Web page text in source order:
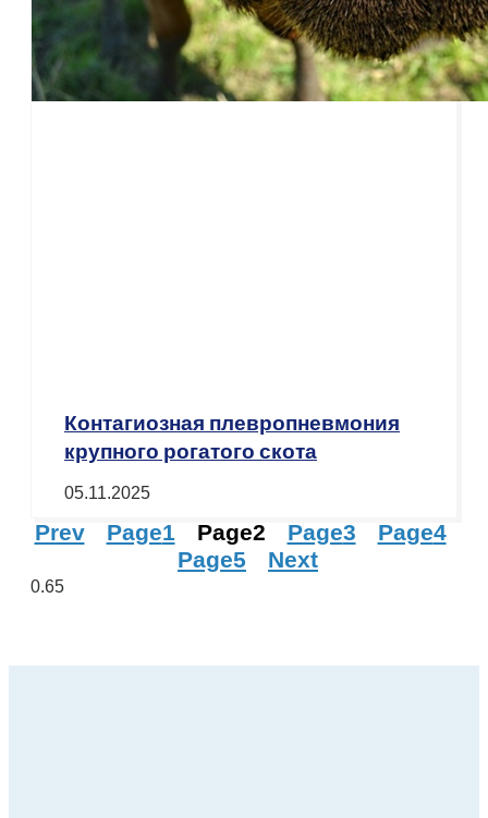
Контагиозная плевропневмония
крупного рогатого скота
05.11.2025
Prev Page1 Page2 Page3 Page4
Page5 Next